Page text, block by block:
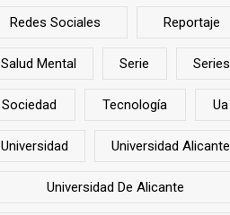
Redes Sociales Reportaje
Salud Mental Serie Series
Sociedad Tecnología Ua
Universidad Universidad Alicante
Universidad De Alicante